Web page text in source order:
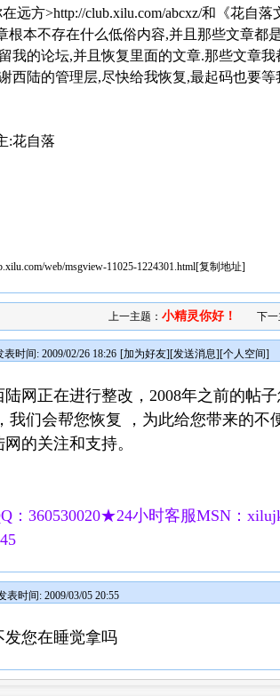
远方>http://club.xilu.com/abcxz/和《花自
根本不存在什么低俗内容,并且那些文章都
我的论坛,并且恢复里面的文章.那些文章
西陆的管理层,尽快给我恢复,最起码也要
:花自落
web/msgview-11025-1224301.html[复制地址]
上一主题： 小精灵你好！ 下一
表时间: 2009/02/26 18:26 [加为好友][发送消息][个人空间]
网正在进行整改，2008年之前的帖
我们会帮您恢复 ，为此给您带来的不
的关注和支持。
：360530020★24小时客服MSN：
表时间: 2009/03/05 20:55
发您在睡觉拿吗